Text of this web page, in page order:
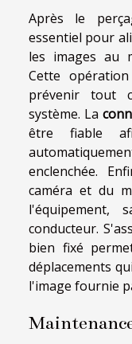
Après le
essentiel pour
les images au
Cette
prévenir tout
système. La
être fiable
enclenchée.
caméra et du
l'équipement,
conducteur.
bien fixé
déplacements
l'image fournie